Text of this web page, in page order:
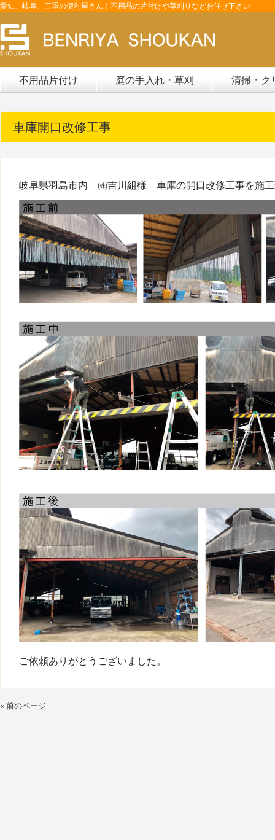
愛知、岐阜、三重の便利屋さん｜不用品の片付けや草刈りなどお任せ下さい
不用品片付け 庭の手入れ・草刈 清掃・ク
車庫開口改修工事
ご依頼ありがとうございました。
« 前のページ